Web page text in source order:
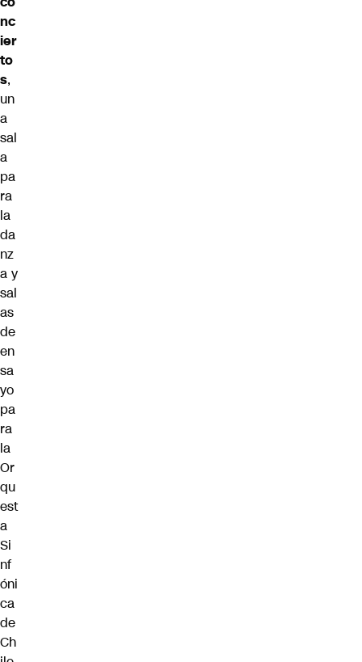
nc
ier
to
s,
un
a
sal
a
pa
ra
la
da
nz
a y
sal
as
de
en
sa
yo
pa
ra
la
Or
qu
est
a
Si
nf
óni
ca
de
Ch